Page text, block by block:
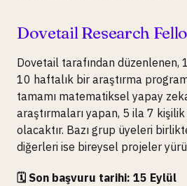
Dovetail Research
Dovetail tarafından düzenlenen,
10 haftalık bir araştırma
tamamı matematiksel yapay
araştırmaları yapan, 5 ila 7
olacaktır. Bazı grup üyeleri
diğerleri ise bireysel projeler
🗓️ Son başvuru tarihi: 15 Eylül